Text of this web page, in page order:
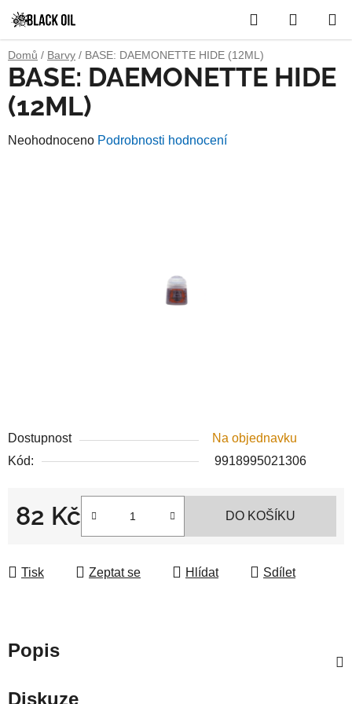
na
obsah
Hledat
KOŠÍK
Domů / Barvy / BASE: DAEMONETTE HIDE (12ML)
Dostupnost
Na objednavku
Kód:
9918995021306
82 Kč
Měrná cena:
DO KOŠÍKU
Tisk Zeptat se Hlídat Sdílet
BASE: DAEMONETTE HIDE
(12ML)
Průměrné
Neohodnoceno Podrobnosti hodnocení
Popis
Diskuze